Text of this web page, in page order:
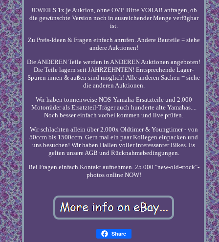
JEWEILS 1x je Auktion, ohne OVP. Bitte VORAB anfragen, ob
die gewünschte Version noch in ausreichender Menge verfügbar
ist.
Zu Preis-Ideen & Fragen einfach anrufen. Andere Bauteile = siehe
andere Auktionen!
Die ANDEREN Teile werden in ANDEREN Auktionen angeboten!
Die Teile lagern seit JAHRZEHNTEN! Entsprechende Lager-
Spuren innen & außen sind möglich! Alle anderen Sachen = siehe
die anderen Auktionen.
Wir haben tonnenweise NOS-Yamaha-Ersatzteile und 2.000
Motorräder als Ersatzteil-Träger auch hunderte alte Yamahas....
Noch besser einfach vorbei kommen und live prüfen.
Wir schlachten allein über 2.000x Oldtimer & Youngtimer - von
50ccm bis 1500ccm. Gern mal ein paar Kollegen einpacken und
uns besuchen! Wir haben Hallen voller interessanter Bikes. Es
gelten unsere AGB und Rücknahmebedingungen.
Bei Fragen einfach Kontakt aufnehmen. 25.000 "new-old-stock"-
photos online NOW!
Share